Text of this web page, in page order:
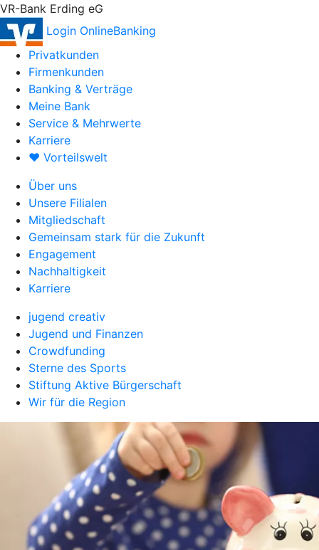
VR-Bank Erding eG
Login OnlineBanking
Privatkunden
Firmenkunden
Banking & Verträge
Meine Bank
Service & Mehrwerte
Karriere
♥ Vorteilswelt
Über uns
Unsere Filialen
Mitgliedschaft
Gemeinsam stark für die Zukunft
Engagement
Nachhaltigkeit
Karriere
jugend creativ
Jugend und Finanzen
Crowdfunding
Sterne des Sports
Stiftung Aktive Bürgerschaft
Wir für die Region